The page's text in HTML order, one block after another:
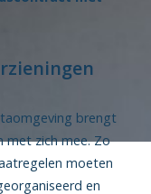
brengt
met zich mee. Zo
moeten
en